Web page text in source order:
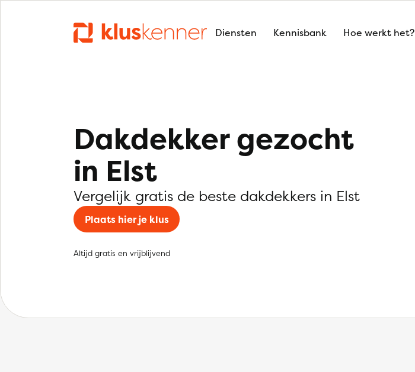
Diensten Kennisbank Hoe werkt het?
Dakdekker gezocht
in Elst
Vergelijk gratis de beste dakdekkers in Elst
Plaats hier je klus
Altijd gratis en vrijblijvend